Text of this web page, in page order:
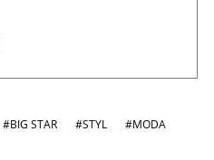
#BIG STAR #STYL #MODA